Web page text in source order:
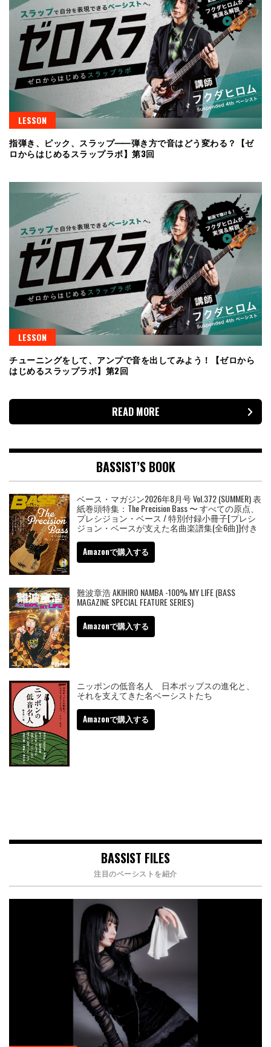
LESSON
指弾き、ピック、スラップ⸺弾き方で音はどう変わる？【ゼ
ロからはじめるスラップラボ】第3回
LESSON
チューニングをして、アンプで音を出してみよう！【ゼロから
はじめるスラップラボ】第2回
READ MORE
BASSIST’S BOOK
ベース・マガジン2026年8月号 Vol.372 (SUMMER) 表
紙巻頭特集：The Precision Bass 〜 すべての原点、
プレシジョン・ベース / 特別付録小冊子[プレシ
ジョン・ベースが支えた名曲楽譜集(全6曲)]付き
Amazonで購入する
難波章浩 AKIHIRO NAMBA -100% MY LIFE (BASS
MAGAZINE SPECIAL FEATURE SERIES)
Amazonで購入する
ニッポンの低音名人 日本ポップスの進化と、
それを支えてきた名ベーシストたち
Amazonで購入する
BASSIST FILES
注目のベーシストを紹介